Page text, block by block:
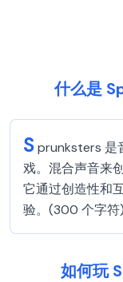
什么是
Sprunksters 是
戏。混合声音来
它通过创造性和
验。(300 个字符)
如何玩